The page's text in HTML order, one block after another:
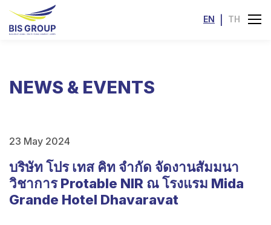
EN TH
NEWS & EVENTS
23 May 2024
บริษัท โปร เทส คิท จำกัด จัดงานสัมมนา
วิชาการ Protable NIR ณ โรงแรม Mida
Grande Hotel Dhavaravat